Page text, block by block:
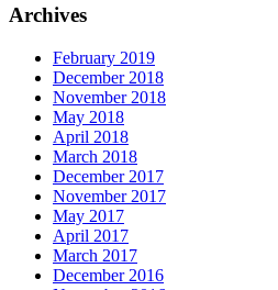
Archives
February 2019
December 2018
November 2018
May 2018
April 2018
March 2018
December 2017
November 2017
May 2017
April 2017
March 2017
December 2016